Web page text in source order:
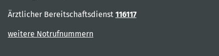
Ärztlicher Bereitschaftsdienst 116117
weitere Notrufnummern